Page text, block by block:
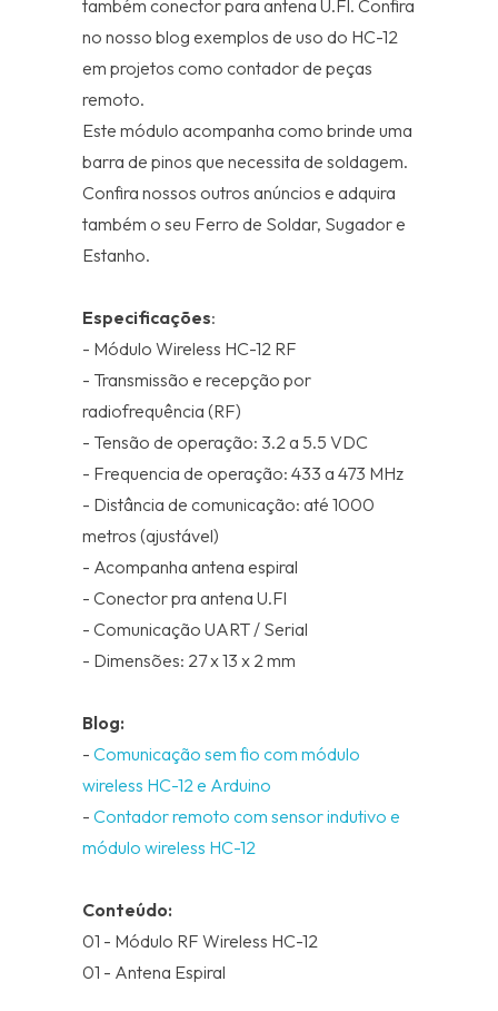
também conector para antena U.Fl. Confira
no nosso blog exemplos de uso do HC-12
em projetos como contador de peças
remoto.
Este módulo acompanha como brinde uma
barra de pinos que necessita de soldagem.
Confira nossos outros anúncios e adquira
também o seu Ferro de Soldar, Sugador e
Estanho.
Especificações:
- Módulo Wireless HC-12 RF
- Transmissão e recepção por
radiofrequência (RF)
- Tensão de operação: 3.2 a 5.5 VDC
- Frequencia de operação: 433 a 473 MHz
- Distância de comunicação: até 1000
metros (ajustável)
- Acompanha antena espiral
- Conector pra antena U.Fl
- Comunicação UART / Serial
- Dimensões: 27 x 13 x 2 mm
Blog:
- Comunicação sem fio com módulo
wireless HC-12 e Arduino
- Contador remoto com sensor indutivo e
módulo wireless HC-12
Conteúdo:
01 - Módulo RF Wireless HC-12
01 - Antena Espiral